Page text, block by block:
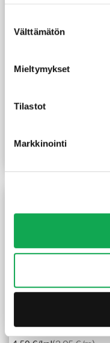
valinta
Välttämätön
Mieltymykset
Tilastot
Markkinointi
Puolipyöreä lista
mm mänty